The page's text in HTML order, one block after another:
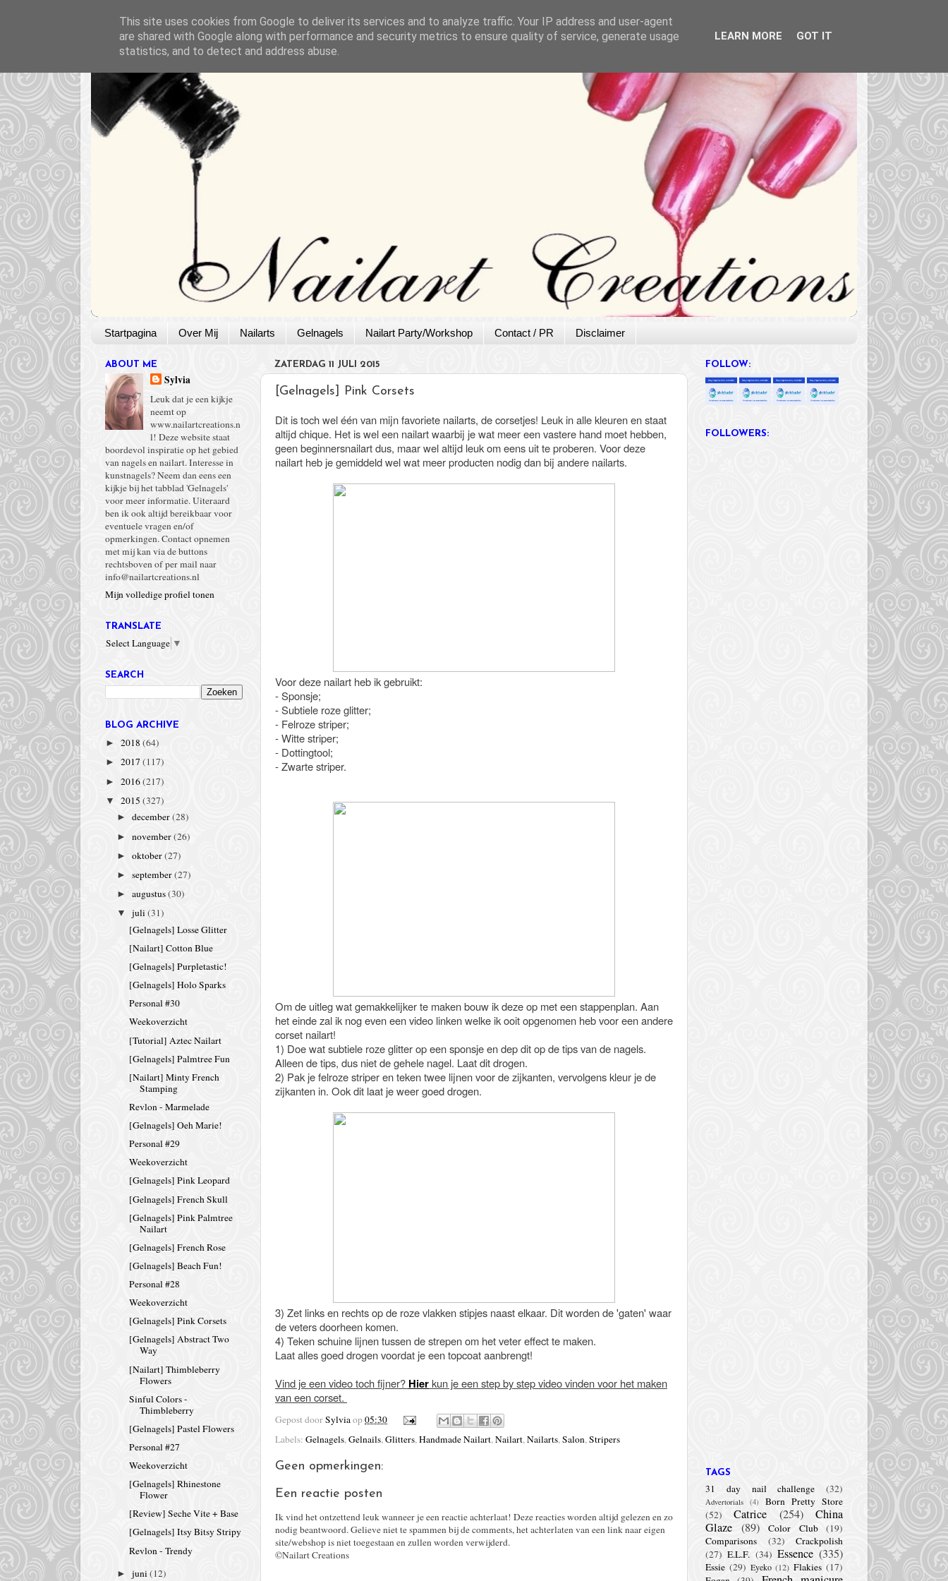
Startpagina Over Mij Nailarts Gelnagels Nailart Party/Workshop Contact / PR Disclaimer
ZATERDAG 11 JULI 2015
[Gelnagels] Pink Corsets
Dit is toch wel één van mijn favoriete nailarts, de corsetjes! Leuk in alle kleuren en staat
altijd chique. Het is wel een nailart waarbij je wat meer een vastere hand moet hebben,
geen beginnersnailart dus, maar wel altijd leuk om eens uit te proberen. Voor deze
nailart heb je gemiddeld wel wat meer producten nodig dan bij andere nailarts.
Voor deze nailart heb ik gebruikt:
- Sponsje;
- Subtiele roze glitter;
- Felroze striper;
- Witte striper;
- Dottingtool;
- Zwarte striper.
Om de uitleg wat gemakkelijker te maken bouw ik deze op met een stappenplan. Aan
het einde zal ik nog even een video linken welke ik ooit opgenomen heb voor een andere
corset nailart!
1) Doe wat subtiele roze glitter op een sponsje en dep dit op de tips van de nagels.
Alleen de tips, dus niet de gehele nagel. Laat dit drogen.
2) Pak je felroze striper en teken twee lijnen voor de zijkanten, vervolgens kleur je de
zijkanten in. Ook dit laat je weer goed drogen.
3) Zet links en rechts op de roze vlakken stipjes naast elkaar. Dit worden de 'gaten' waar
de veters doorheen komen.
4) Teken schuine lijnen tussen de strepen om het veter effect te maken.
Laat alles goed drogen voordat je een topcoat aanbrengt!
Vind je een video toch fijner? Hierkun je een step by step video vinden voor het maken
van een corset.
Gepost doorSylviaop05:30
Labels: Gelnagels,Gelnails,Glitters,Handmade Nailart,Nailart,Nailarts,Salon,Stripers
Geen opmerkingen:
Een reactie posten
Ik vind het ontzettend leuk wanneer je een reactie achterlaat! Deze reacties worden altijd gelezen en zo
nodig beantwoord. Gelieve niet te spammen bij de comments, het achterlaten van een link naar eigen
site/webshop is niet toegestaan en zullen worden verwijderd.
©Nailart Creations
ABOUT ME
Sylvia
Leuk dat je een kijkje
neemt op
www.nailartcreations.n
l! Deze website staat
boordevol inspiratie op het gebied
van nagels en nailart. Interesse in
kunstnagels? Neem dan eens een
kijkje bij het tabblad 'Gelnagels'
voor meer informatie. Uiteraard
ben ik ook altijd bereikbaar voor
eventuele vragen en/of
opmerkingen. Contact opnemen
met mij kan via de buttons
rechtsboven of per mail naar
info@nailartcreations.nl
Mijn volledige profiel tonen
TRANSLATE
Select Language ▼
SEARCH
BLOG ARCHIVE
► 2018 (64)
► 2017 (117)
► 2016(217)
▼ 2015 (327)
►december(28)
►november(26)
►oktober(27)
►september(27)
►augustus(30)
▼juli(31)
[Gelnagels] Losse Glitter
[Nailart] Cotton Blue
[Gelnagels] Purpletastic!
[Gelnagels] Holo Sparks
Personal #30
Weekoverzicht
[Tutorial] Aztec Nailart
[Gelnagels] Palmtree Fun
[Nailart] Minty French
Stamping
Revlon - Marmelade
[Gelnagels] Oeh Marie!
Personal #29
Weekoverzicht
[Gelnagels] Pink Leopard
[Gelnagels] French Skull
[Gelnagels] Pink Palmtree
Nailart
[Gelnagels] French Rose
[Gelnagels] Beach Fun!
Personal #28
Weekoverzicht
[Gelnagels] Pink Corsets
[Gelnagels] Abstract Two
Way
[Nailart] Thimbleberry
Flowers
Sinful Colors -
Thimbleberry
[Gelnagels] Pastel Flowers
Personal #27
Weekoverzicht
[Gelnagels] Rhinestone
Flower
[Review] Seche Vite + Base
[Gelnagels] Itsy Bitsy Stripy
Revlon - Trendy
►juni(12)
FOLLOW:
FOLLOWERS:
TAGS
31 day nail challenge (32)
Advertorials (4)
Born Pretty Store
(52)
Catrice (254)
China
Glaze (89) Color Club
(19)
Comparisons
(32)
Crackpolish
(27) E.L.F. (34) Essence (335)
Essie (29) Eyeko (12) Flakies (17)
This site uses cookies from Google to deliver its services and to analyze traffic. Your IP address and user-agent
are shared with Google along with performance and security metrics to ensure quality of service, generate usage
statistics, and to detect and address abuse.
LEARN MORE GOT IT